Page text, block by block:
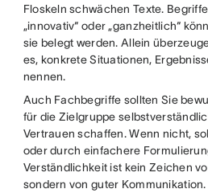
Floskeln schwächen Texte.
„innovativ“ oder „ganzheitlich“
sie belegt werden. Allein
es, konkrete Situationen,
nennen.
Auch Fachbegriffe sollten Sie
für die Zielgruppe
Vertrauen schaffen. Wenn nicht,
oder durch einfachere
Verständlichkeit ist kein Zeichen
sondern von guter Kommunikation.